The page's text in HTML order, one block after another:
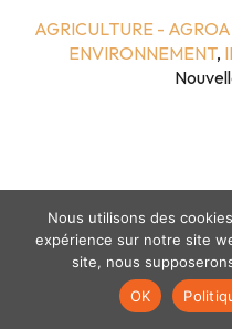
AGRICULTURE -
ENVIRONNEMENT,
Mentions légales - politique
Nous utilisons des
expérience sur notre site
site, nous
OK